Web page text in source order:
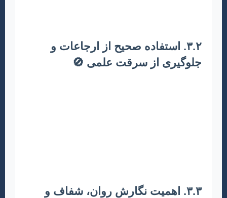
۳.۲. استفاده صحیح از ارجاعات و
جلوگیری از سرقت علمی 🚫
۳.۳. اهمیت نگارش روان، شفاف و